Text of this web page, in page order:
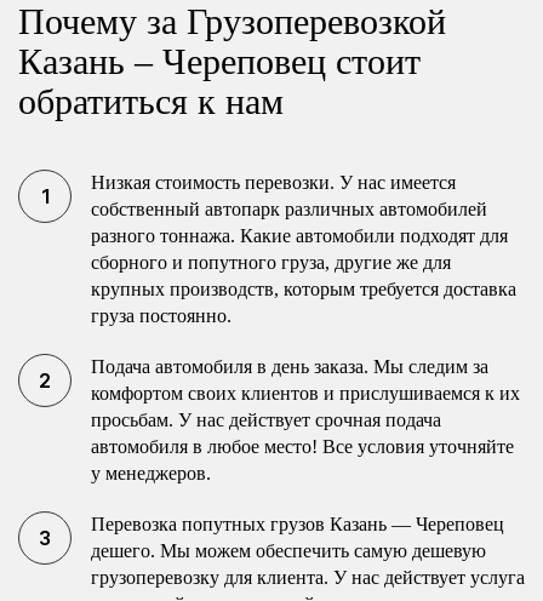
Почему за Грузоперевозкой
Казань – Череповец стоит
обратиться к нам
Низкая стоимость перевозки. У нас имеется
собственный автопарк различных автомобилей
разного тоннажа. Какие автомобили подходят для
сборного и попутного груза, другие же для
крупных производств, которым требуется доставка
груза постоянно.
Подача автомобиля в день заказа. Мы следим за
комфортом своих клиентов и прислушиваемся к их
просьбам. У нас действует срочная подача
автомобиля в любое место! Все условия уточняйте
у менеджеров.
Перевозка попутных грузов Казань — Череповец
дешего. Мы можем обеспечить самую дешевую
грузоперевозку для клиента. У нас действует услуга